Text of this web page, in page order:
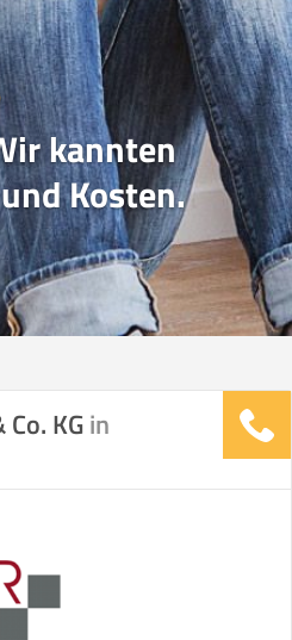
kannten
Kosten.
basierend auf Ihren
KGin